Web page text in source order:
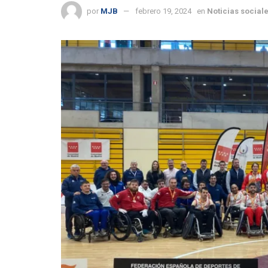
por MJB febrero 19, 2024 en Noticias